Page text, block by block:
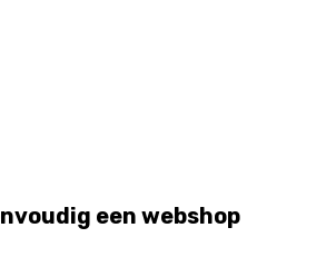
een webshop